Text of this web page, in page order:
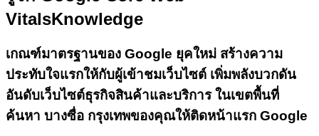
VitalsKnowledge
เกณฑ์มาตรฐานของ Google ยุคใหม่ สร้างความ
ประทับใจแรกให้กับผู้เข้าชมเว็บไซต์ เพิ่มพลังบวกดัน
อันดับเว็บไซต์ธุรกิจสินค้าและบริการ ในเขตพื้นที่
ค้นหา บางซื่อ กรุงเทพของคุณให้ติดหน้าแรก Google